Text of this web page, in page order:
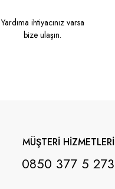
Yardıma ihtiyacınız varsa
bize ulaşın.
MÜŞTERİ HİZMETLERİ
0850 377 5 273